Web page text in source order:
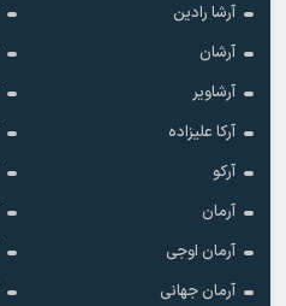
آرشا رادین
آرشان
آرشاویر
آرکا علیزاده
آرکو
آرمان
آرمان اوجی
آرمان جهانی